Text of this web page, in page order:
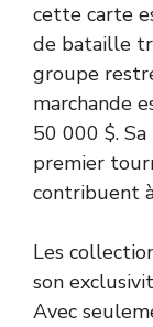
cette carte
de bataille
groupe
marchande
50 000 $.
premier
contribuent
Les
son
Avec